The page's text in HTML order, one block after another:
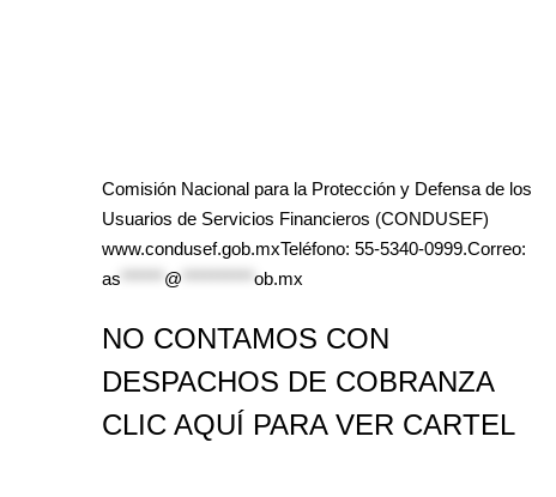
Comisión Nacional para la Protección y Defensa de los
Usuarios de Servicios Financieros (CONDUSEF)
www.condusef.gob.mxTeléfono: 55-5340-0999.Correo:
as
@ ob.mx
NO CONTAMOS CON
DESPACHOS DE COBRANZA
CLIC AQUÍ PARA VER CARTEL